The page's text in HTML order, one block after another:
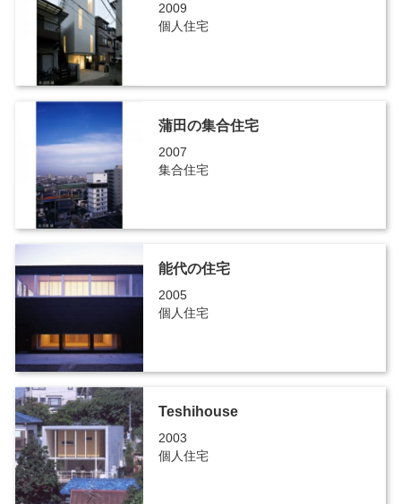
2009
個人住宅
蒲田の集合住宅
2007
集合住宅
能代の住宅
2005
個人住宅
Teshihouse
2003
個人住宅